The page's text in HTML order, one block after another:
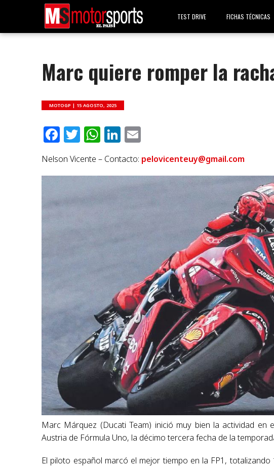
TEST DRIVE FICHAS TÉCNICAS
Marc quiere romper la
MOTOGP | 15 AGOSTO, 2025
Facebook
Twitter
WhatsApp
LinkedIn
Nelson Vicente – Contacto: pelovicenteuy@gmail.com
Marc Márquez (Ducati Team) inició muy bien la actividad
Austria de Fórmula Uno, la décimo tercera fecha de la
El piloto español marcó el mejor tiempo en la FP1,